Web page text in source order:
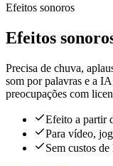
Efeitos sonoros
Efeitos
Precisa de chuva,
som por palavras e a
preocupações com
Efeito a partir
Para vídeo,
Sem custos